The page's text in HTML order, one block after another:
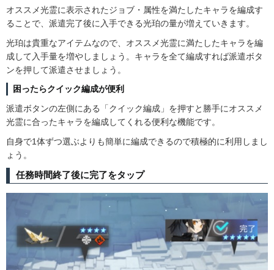
オススメ光霊に表示されたジョブ・属性を満たしたキャラを編成す
ることで、派遣完了後に入手できる光珀の量が増えていきます。
光珀は貴重なアイテムなので、オススメ光霊に満たしたキャラを編
成して入手量を増やしましょう。キャラを全て編成すれば派遣ボタ
ンを押して派遣させましょう。
困ったらクイック編成が便利
派遣ボタンの左側にある「クイック編成」を押すと勝手にオススメ
光霊に合ったキャラを編成してくれる便利な機能です。
自身で1体ずつ選ぶよりも簡単に編成できるので積極的に利用しまし
ょう。
任務時間終了後に完了をタップ